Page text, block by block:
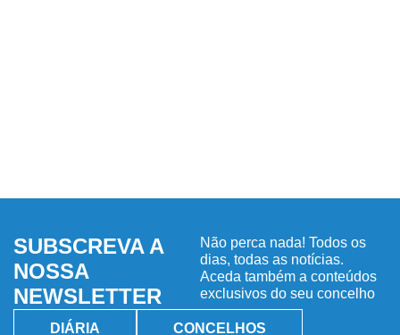
SUBSCREVA A
NOSSA
NEWSLETTER
Não perca nada! Todos os
dias, todas as notícias.
Aceda também a conteúdos
exclusivos do seu concelho
DIÁRIA CONCELHOS